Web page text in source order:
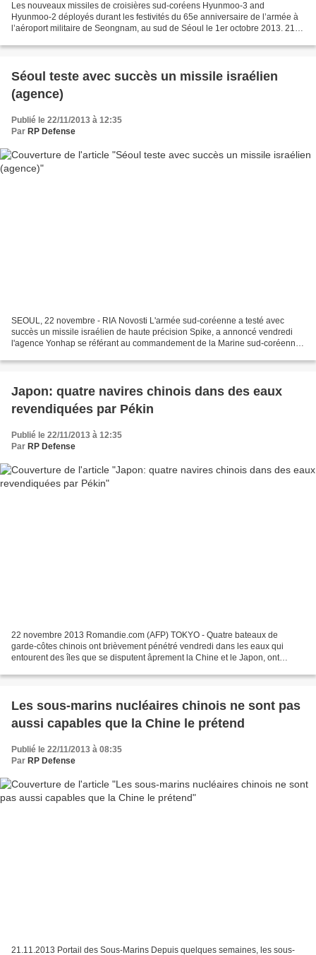
Les nouveaux missiles de croisières sud-coréens Hyunmoo-3 and
Hyunmoo-2 déployés durant les festivités du 65e anniversaire de l’armée à
l’aéroport militaire de Seongnam, au sud de Séoul le 1er octobre 2013. 21
Séoul teste avec succès un missile israélien
(agence)
Publié le 22/11/2013 à 12:35
Par RP Defense
SEOUL, 22 novembre - RIA Novosti L'armée sud-coréenne a testé avec
succès un missile israélien de haute précision Spike, a annoncé vendredi
l'agence Yonhap se référant au commandement de la Marine sud-coréenne.
Japon: quatre navires chinois dans des eaux
revendiquées par Pékin
Publié le 22/11/2013 à 12:35
Par RP Defense
22 novembre 2013 Romandie.com (AFP) TOKYO - Quatre bateaux de
garde-côtes chinois ont brièvement pénétré vendredi dans les eaux qui
entourent des îles que se disputent âprement la Chine et le Japon, ont
Les sous-marins nucléaires chinois ne sont pas
aussi capables que la Chine le prétend
Publié le 22/11/2013 à 08:35
Par RP Defense
21.11.2013 Portail des Sous-Marins Depuis quelques semaines, les sous-